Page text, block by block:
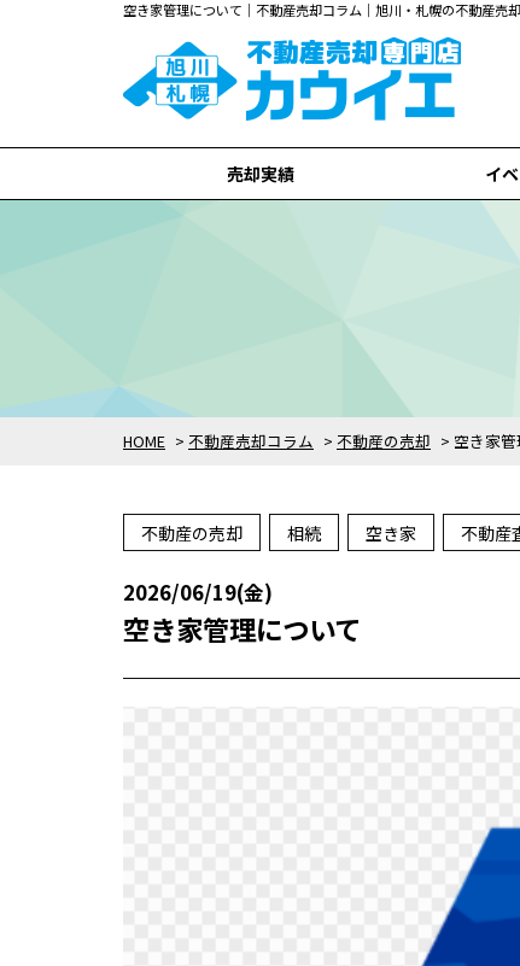
空き家管理について｜不動産売却コラム｜旭川・札幌の不動産売
売却実績
全て
旭川市
札幌市
イ
HOME > 不動産売却コラム > 不動産の売却 > 空き家
不動産の売却 相続 空き家 不動産
2026/06/19(金)
空き家管理について